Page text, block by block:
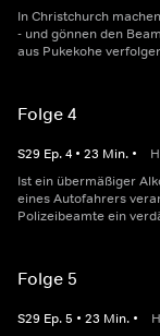
In Christchurch
- und gönnen den
aus Pukekohe
Folge 4
S29 Ep.4 • 23 Min. •
Ist ein übermäßiger
eines Autofahrers
Polizeibeamte ein
Folge 5
S29 Ep.5 • 23 Min. •